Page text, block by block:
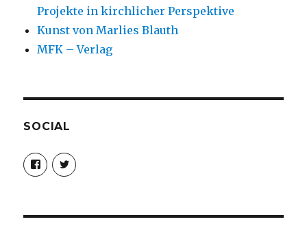
Projekte in kirchlicher Perspektive
Kunst von Marlies Blauth
MFK – Verlag
SOCIAL
Profil
von
christoph.fleischer1
anzeigen
Profil
von
anzeigen